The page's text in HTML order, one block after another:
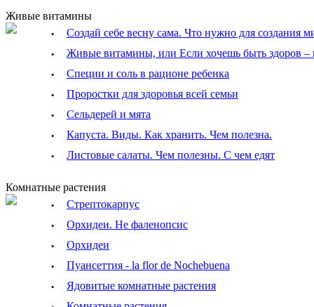
Живые витамины
· Создай себе весну сама. Что нужно для создания
· Живые витамины, или Если хочешь быть здоров –
· Специи и соль в рационе ребенка
· Проростки для здоровья всей семьи
· Сельдерей и мята
· Капуста. Виды. Как хранить. Чем полезна.
· Листовые салаты. Чем полезны. С чем едят
Комнатные растения
· Стрептокарпус
· Орхидеи. Не фаленопсис
· Орхидеи
· Пуансеттия - la flor de Nochebuena
· Ядовитые комнатные растения